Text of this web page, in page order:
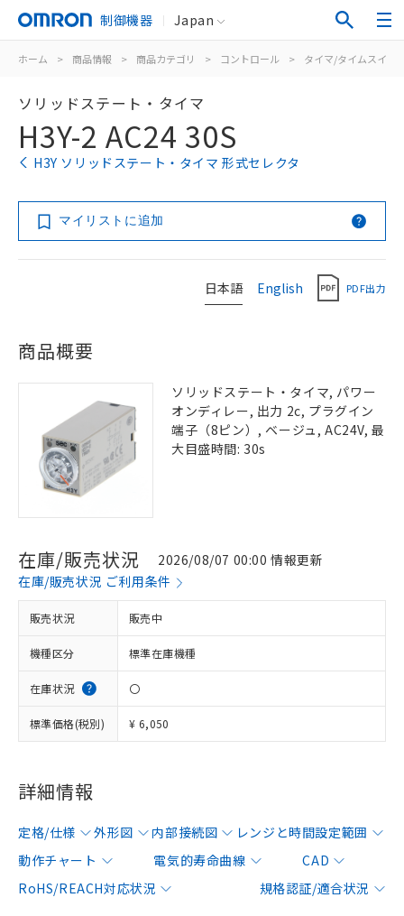
制御機器 Japan
ホーム > 商品情報 > 商品カテゴリ > コントロール > タイマ/タイムスイッ
ソリッドステート・タイマ
H3Y-2 AC24 30S
H3Y ソリッドステート・タイマ 形式セレクタ
マイリストに追加
日本語 English PDF出力
商品概要
ソリッドステート・タイマ, パワー
オンディレー, 出力 2c, プラグイン
端子（8ピン）, ベージュ, AC24V, 最
大目盛時間: 30s
在庫/販売状況
2026/08/07 00:00 情報更新
在庫/販売状況 ご利用条件
販売状況 販売中
機種区分 標準在庫機種
在庫状況 〇
標準価格(税別) ¥ 6,050
詳細情報
定格/仕様 外形図 内部接続図
レンジと時間設定範囲
動作チャート
電気的寿命曲線
CAD
RoHS/REACH対応状況
規格認証/適合状況